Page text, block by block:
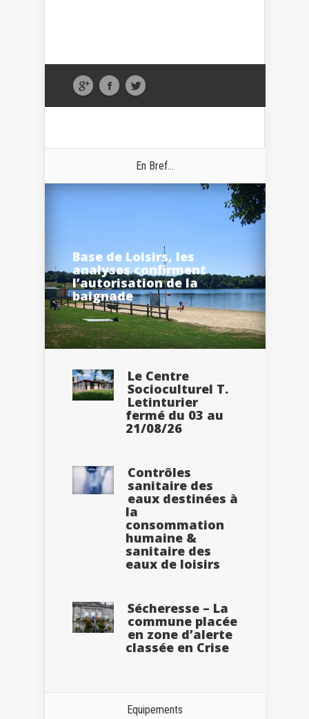
En Bref...
Base de Loisirs, les
analyses confirment
l’autorisation de la
baignade
Le Centre
Socioculturel T.
Letinturier
fermé du 03 au
21/08/26
Contrôles
sanitaire des
eaux destinées à
la
consommation
humaine &
sanitaire des
eaux de loisirs
Sécheresse – La
commune placée
en zone d’alerte
classée en Crise
Equipements